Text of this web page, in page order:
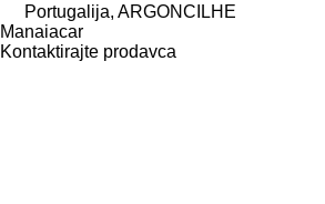
Portugalija, ARGONCILHE
Manaiacar
Kontaktirajte prodavca